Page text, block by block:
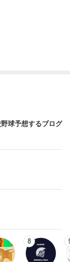
球予想するブログ
8